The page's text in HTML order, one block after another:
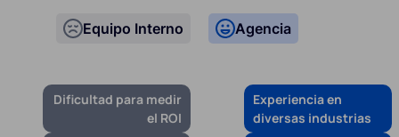
Equipo Interno
Dificultad para medir
el ROI
Agencia
Experiencia en
diversas industrias